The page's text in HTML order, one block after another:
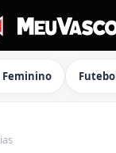
Feminino